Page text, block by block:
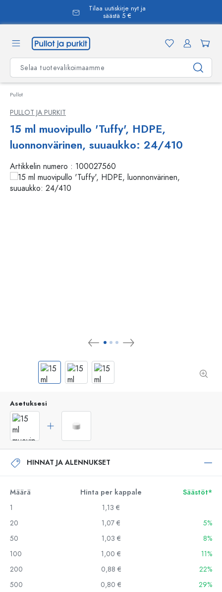
Tilaa uutiskirje nyt ja
säästä 5 €
Pullot
PULLOT JA PURKIT
15 ml muovipullo 'Tuffy', HDPE,
luonnonvärinen, suuaukko: 24/410
Artikkelin numero : 100027560
Asetuksesi
HINNAT JA ALENNUKSET
Määrä Hinta per kappale
Säästöt*
1
1,13 €
20
1,07 €
5%
50
1,03 €
8%
100
1,00 €
11%
200
0,88 €
22%
500
0,80 €
29%